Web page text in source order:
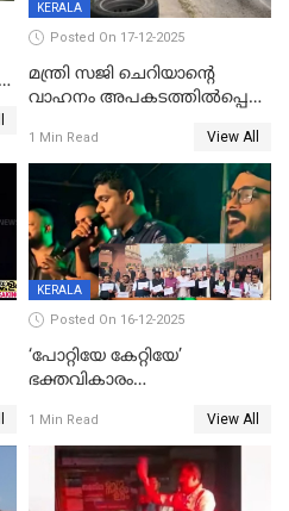
KERALA
Posted On 17-12-2025
മന്ത്രി സജി ചെറിയാന്റെ
വാഹനം അപകടത്തിൽപ്പെട്ടു;
രക്ഷപ്പെട്ടത് തലനാരിടയ്ക്ക്
1 Min Read View All
KERALA
Posted On 16-12-2025
‘പോറ്റിയേ കേറ്റിയേ’
ഭക്തവികാരം
ഡിജിപിക്ക് പരാതി; ശക്തമായ
നടപടി വേണമെന്നു
സിപിഐഎമ്മും
1 Min Read View All